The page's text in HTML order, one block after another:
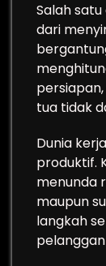
Salah
dari
tua tidak
Dunia
produktif.
menunda
maupun
langkah